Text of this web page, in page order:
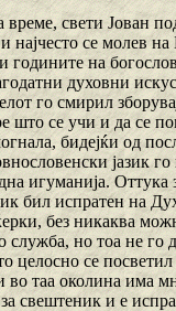
време, свети Јован
се молев на
годините на
духовни
го смирил
што се учи и да се
бидејќи од
јазик
игуманија.
бил испратен на
без никаква
служба, но тоа не го
целосно се
во таа околина има
свештеник и е